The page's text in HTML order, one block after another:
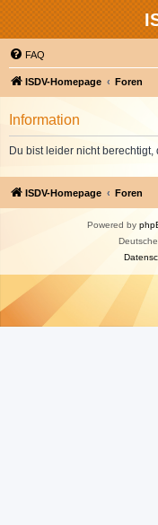
FAQ
ISDV-Homepage Foren
Information
Du bist leider nicht
ISDV-Homepage Foren
Powered by